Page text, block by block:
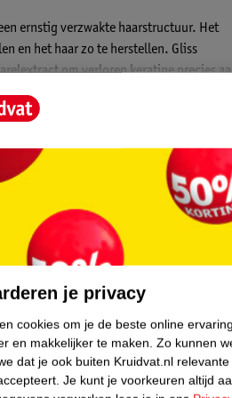
ernstig verzwakte haarstructuur. Het
en het haar zo te herstellen. Gliss
om verloren keratine precies
Deze Gliss conditioner
een gezond uitziende glans. Het heeft
natuurlijke oorsprong (inclusief
herstellen
met hoogwaardige ingrediënten
je privacy
cookies om je de beste online
en makkelijker te maken. Zo kunnen
dat je ook buiten Kruidvat.nl
Je kunt je voorkeuren altijd